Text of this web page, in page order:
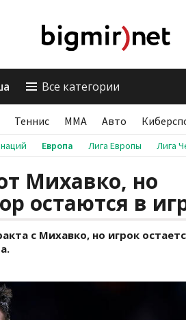
Все категории
Теннис ММА Авто
Европа Лига Европы Лига
Михавко, но
остаются в
с Михавко, но игрок